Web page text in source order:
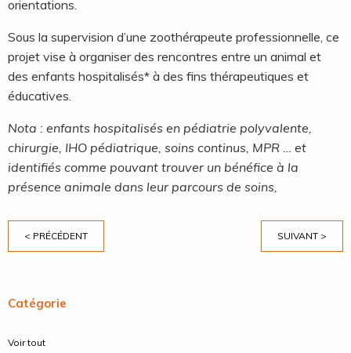
orientations.
Sous la supervision d’une zoothérapeute professionnelle, ce
projet vise à organiser des rencontres entre un animal et
des enfants hospitalisés* à des fins thérapeutiques et
éducatives.
Nota : enfants hospitalisés en pédiatrie polyvalente,
chirurgie, IHO pédiatrique, soins continus, MPR … et
identifiés comme pouvant trouver un bénéfice à la
présence animale dans leur parcours de soins,
< PRÉCÉDENT SUIVANT >
Catégorie
Voir tout